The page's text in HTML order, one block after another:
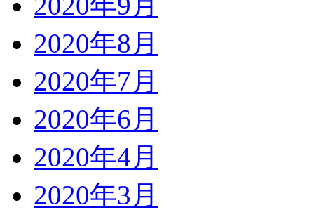
2020年8月
2020年7月
2020年6月
2020年4月
2020年3月